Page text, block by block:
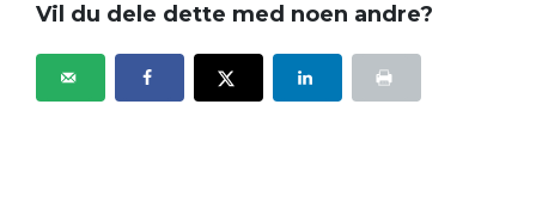
Vil du dele dette med noen andre?